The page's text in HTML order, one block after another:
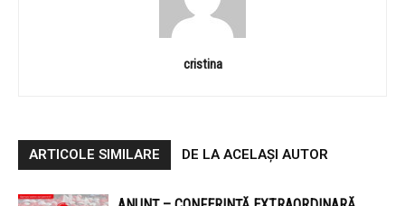
cristina
ARTICOLE SIMILARE DE LA ACELAȘI AUTOR